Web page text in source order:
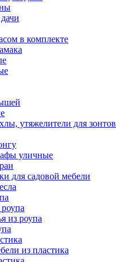
в комплекте
утяжелители для зонтов
уличные
для садовой мебели
из роупа
из пластика